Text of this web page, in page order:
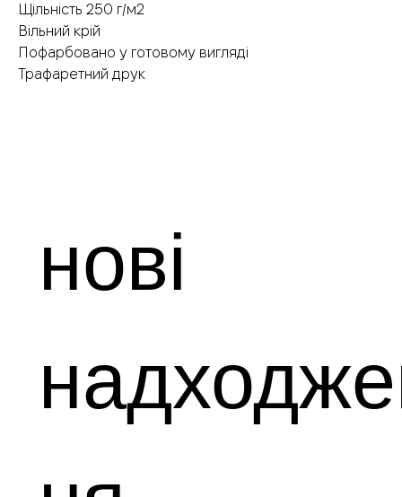
Щільність 250 г/м2
Вільний крій
Пофарбовано у готовому вигляді
Трафаретний друк
нові